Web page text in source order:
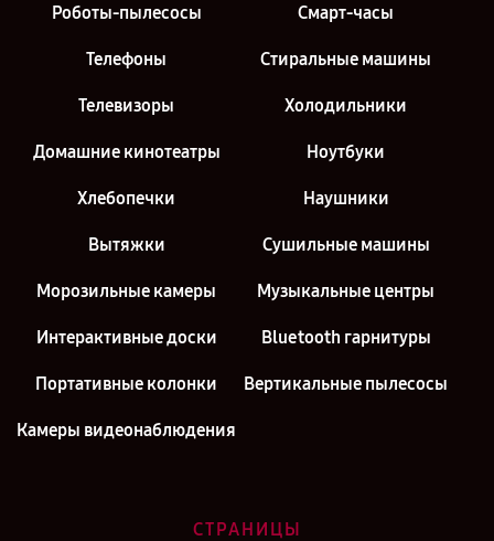
Роботы-пылесосы Смарт-часы
Телефоны Стиральные машины
Телевизоры Холодильники
Домашние кинотеатры Ноутбуки
Хлебопечки Наушники
Вытяжки Сушильные машины
Морозильные камеры Музыкальные центры
Интерактивные доски Bluetooth гарнитуры
Портативные колонки Вертикальные пылесосы
Камеры видеонаблюдения
СТРАНИЦЫ